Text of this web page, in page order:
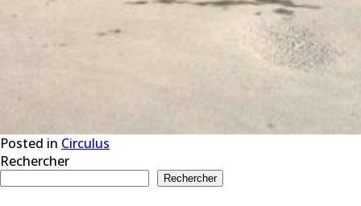
Posted in Circulus
Rechercher
Rechercher